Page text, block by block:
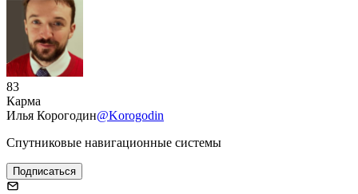
83
Карма
Илья Корогодин@Korogodin
Спутниковые навигационные системы
Подписаться